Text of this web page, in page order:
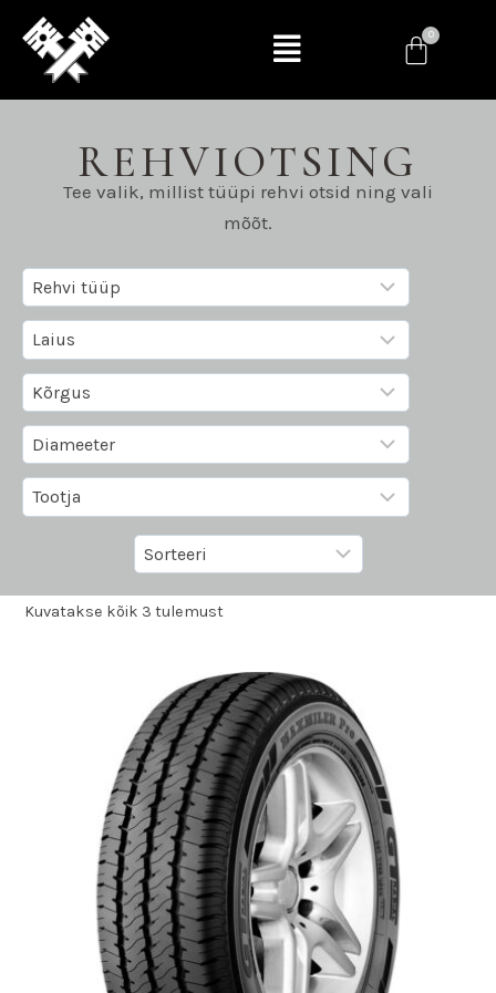
REHVIOTSING
Tee valik, millist tüüpi rehvi otsid ning vali
mõõt.
Kuvatakse kõik 3 tulemust